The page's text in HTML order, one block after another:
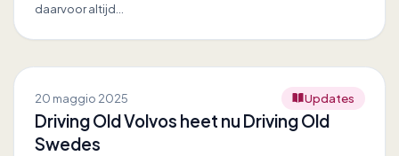
daarvoor altijd…
20 maggio 2025 Updates
Driving Old Volvos heet nu Driving Old
Swedes